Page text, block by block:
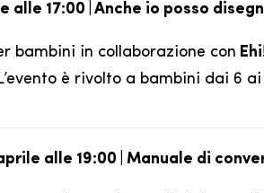
alle 17:00 | Anche io posso
bambini in collaborazione con
è rivolto a bambini dai 6
alle 19:00 | Manuale di